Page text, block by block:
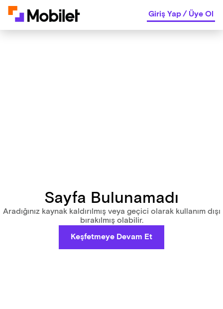
Giriş Yap/Üye Ol
Sayfa Bulunamadı
Aradığınız kaynak kaldırılmış veya geçici olarak kullanım dışı
bırakılmış olabilir.
Keşfetmeye Devam Et